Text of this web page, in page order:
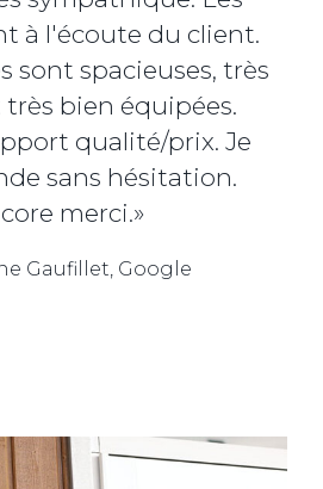
à l'écoute du client.
sont spacieuses, très
bien équipées.
qualité/prix. Je
sans hésitation.
merci.»
Gaufillet, Google